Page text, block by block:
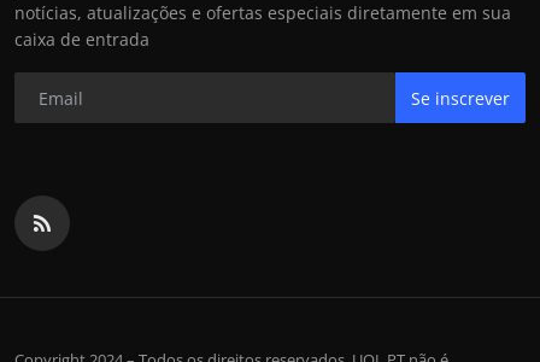
notícias, atualizações e ofertas especiais diretamente em sua
caixa de entrada
Se inscrever